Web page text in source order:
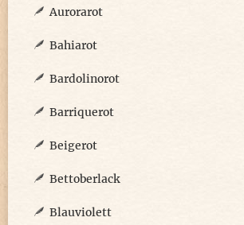
Aurorarot
Bahiarot
Bardolinorot
Barriquerot
Beigerot
Bettoberlack
Blauviolett